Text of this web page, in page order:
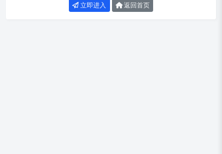
立即进入 返回首页